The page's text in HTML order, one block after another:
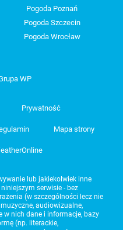
Pogoda Poznań
Pogoda Szczecin
Pogoda Wrocław
WP
Prywatność
Mapa strony
lub jakiekolwiek inne
serwisie - bez
(w szczególności lecz nie
muzyczne, audiowizualne,
w nich dane i informacje, bazy
(np. literackie,